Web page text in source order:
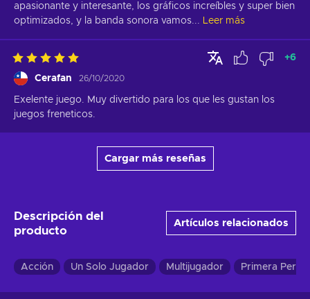
apasionante y interesante, los gráficos increíbles y super bien
optimizados, y la banda sonora vamos...
Leer más
Cerafan 26/10/2020
+6
Exelente juego. Muy divertido para los que les gustan los
juegos freneticos.
Cargar más reseñas
Descripción del
producto
Artículos relacionados
Acción Un Solo Jugador Multijugador Primera